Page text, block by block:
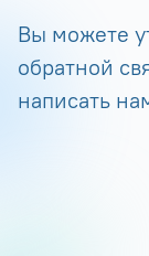
Вы можете
обратной
написать